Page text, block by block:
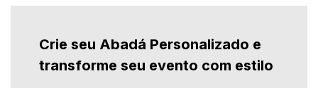
Crie seu Abadá Personalizado e
transforme seu evento com estilo